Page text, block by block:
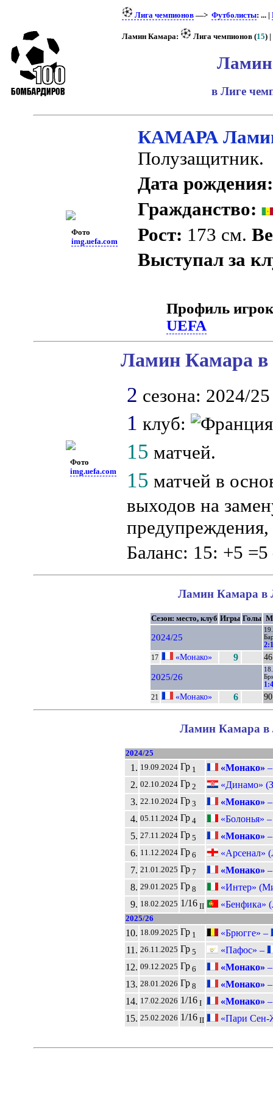
Лига чемпионов —> Футболисты: ... |
Ламин Камара: Лига чемпионов (15) |
в Лиге
Фото
img.uefa.com
КАМАРА
Полузащитник.
Дата рождения:
Гражданство:
Рост: 173 см.
Выступал за
Профиль
UEFA
Фото
img.uefa.com
Ламин Камара в
2 сезона: 2024/
1 клуб:
15 матчей.
15 матчей в
выходов на
предупреждения,
Баланс: 15: +5 =5
Ламин Камара в
Сезон: место, клуб Игры Голы
2024/25
2:1
17 «Монако» 9
2025/26
1:4
21 «Монако» 6 90
Ламин Камара в
2024/25
1. 19.09.2024 Гр 1 «Монако»
2. 02.10.2024 Гр 2
«Динамо»
3. 22.10.2024 Гр 3 «Монако»
4. 05.11.2024 Гр 4
«Болонья»
5. 27.11.2024 Гр 5 «Монако»
6. 11.12.2024 Гр 6
«Арсенал»
7. 21.01.2025 Гр 7 «Монако»
8. 29.01.2025 Гр 8
«Интер»
9. 18.02.2025 1/16 II «Бенфика»
2025/26
10. 18.09.2025 Гр 1
«Брюгге» –
11. 26.11.2025 Гр 5
«Пафос» –
12. 09.12.2025 Гр 6 «Монако»
13. 28.01.2026 Гр 8 «Монако»
14. 17.02.2026 1/16 I «Монако»
15. 25.02.2026 1/16 II «Пари